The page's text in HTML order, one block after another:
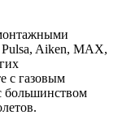
Aiken, MAX,
с газовым
большинством